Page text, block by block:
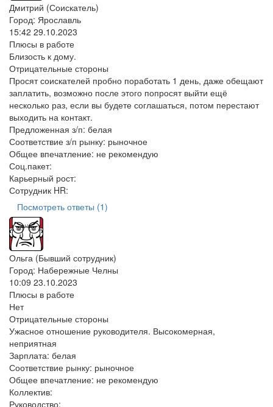
Дмитрий (Соискатель)
Город: Ярославль
15:42 29.10.2023
Плюсы в работе
Близость к дому.
Отрицательные стороны
Просят соискателей пробно поработать 1 день, даже обещают
заплатить, возможно после этого попросят выйти ещё
несколько раз, если вы будете соглашаться, потом перестают
выходить на контакт.
Предложенная з/п: белая
Соответствие з/п рынку: рыночное
Общее впечатление: не рекомендую
Соц.пакет:
Карьерный рост:
Сотрудник HR:
Посмотреть ответы (1)
Ольга (Бывший сотрудник)
Город: Набережные Челны
10:09 23.10.2023
Плюсы в работе
Нет
Отрицательные стороны
Ужасное отношение руководителя. Высокомерная,
неприятная
Зарплата: белая
Соответствие рынку: рыночное
Общее впечатление: не рекомендую
Коллектив:
Руководство: